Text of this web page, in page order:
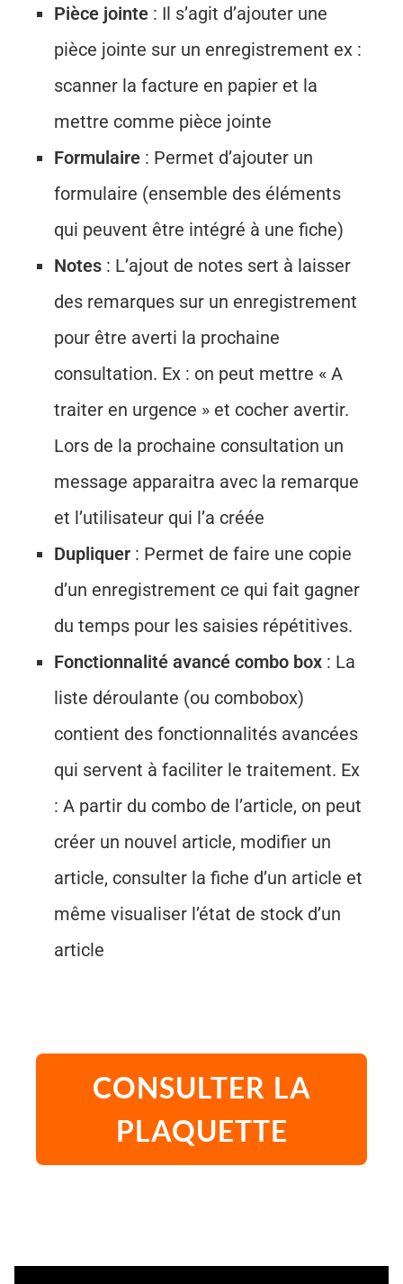
Pièce jointe : Il s’agit d’ajouter une
pièce jointe sur un enregistrement ex :
scanner la facture en papier et la
mettre comme pièce jointe
Formulaire : Permet d’ajouter un
formulaire (ensemble des éléments
qui peuvent être intégré à une fiche)
Notes : L’ajout de notes sert à laisser
des remarques sur un enregistrement
pour être averti la prochaine
consultation. Ex : on peut mettre « A
traiter en urgence » et cocher avertir.
Lors de la prochaine consultation un
message apparaitra avec la remarque
et l’utilisateur qui l’a créée
Dupliquer : Permet de faire une copie
d’un enregistrement ce qui fait gagner
du temps pour les saisies répétitives.
Fonctionnalité avancé combo box : La
liste déroulante (ou combobox)
contient des fonctionnalités avancées
qui servent à faciliter le traitement. Ex
: A partir du combo de l’article, on peut
créer un nouvel article, modifier un
article, consulter la fiche d’un article et
même visualiser l’état de stock d’un
article
CONSULTER LA
PLAQUETTE